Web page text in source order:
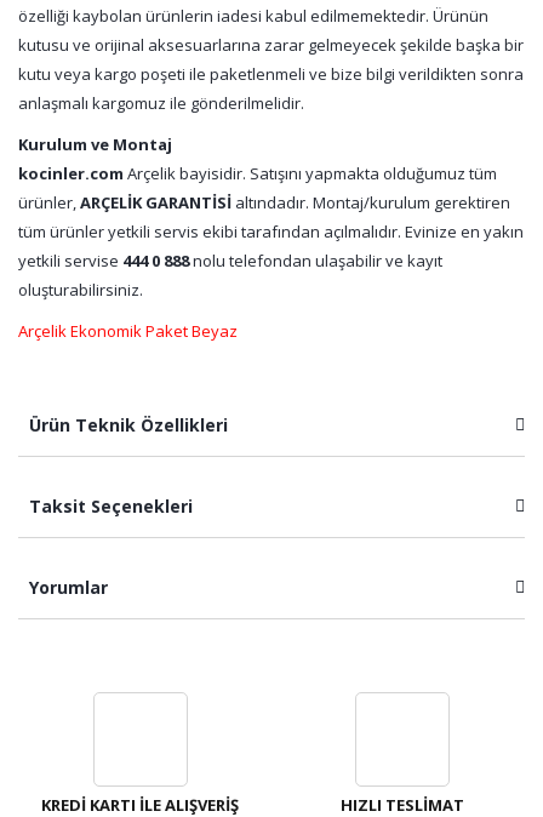
özelliği kaybolan ürünlerin iadesi kabul edilmemektedir. Ürünün
kutusu ve orijinal aksesuarlarına zarar gelmeyecek şekilde başka bir
kutu veya kargo poşeti ile paketlenmeli ve bize bilgi verildikten sonra
anlaşmalı kargomuz ile gönderilmelidir.
Kurulum ve Montaj
kocinler.com Arçelik bayisidir. Satışını yapmakta olduğumuz tüm
ürünler,ARÇELİK GARANTİSİ altındadır. Montaj/kurulum gerektiren
tüm ürünler yetkili servis ekibi tarafından açılmalıdır. Evinize en yakın
yetkili servise 444 0 888nolu telefondan ulaşabilir ve kayıt
oluşturabilirsiniz.
Arçelik Ekonomik Paket Beyaz
Ürün Teknik Özellikleri
Taksit Seçenekleri
Yorumlar
KREDİ KARTI İLE ALIŞVERİŞ HIZLI TESLİMAT